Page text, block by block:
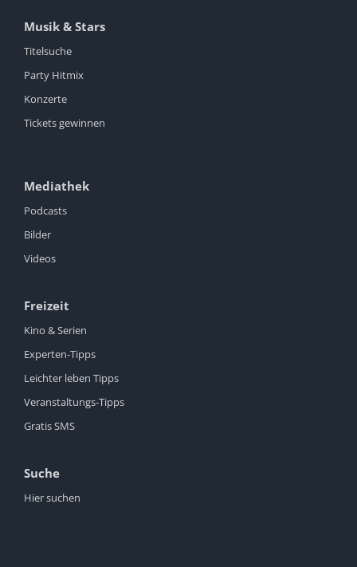
Musik & Stars
Titelsuche
Party Hitmix
Konzerte
Tickets gewinnen
Mediathek
Podcasts
Bilder
Videos
Freizeit
Kino & Serien
Experten-Tipps
Leichter leben Tipps
Veranstaltungs-Tipps
Gratis SMS
Suche
Hier suchen